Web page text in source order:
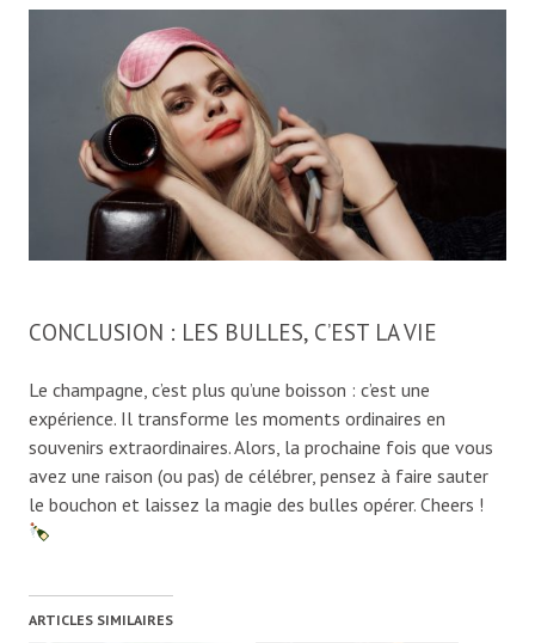
CONCLUSION : LES BULLES, C’EST LA VIE
Le champagne, c’est plus qu’une boisson : c’est une
expérience. Il transforme les moments ordinaires en
souvenirs extraordinaires. Alors, la prochaine fois que vous
avez une raison (ou pas) de célébrer, pensez à faire sauter
le bouchon et laissez la magie des bulles opérer. Cheers !
ARTICLES SIMILAIRES